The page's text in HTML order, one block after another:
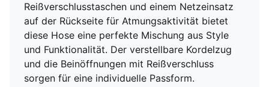
Reißverschlusstaschen und einem Netzeinsatz
auf der Rückseite für Atmungsaktivität bietet
diese Hose eine perfekte Mischung aus Style
und Funktionalität. Der verstellbare Kordelzug
und die Beinöffnungen mit Reißverschluss
sorgen für eine individuelle Passform.